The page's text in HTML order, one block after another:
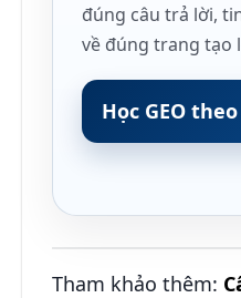
đúng câu trả lời,
về đúng trang tạo
Học GEO
Tham khảo thêm: